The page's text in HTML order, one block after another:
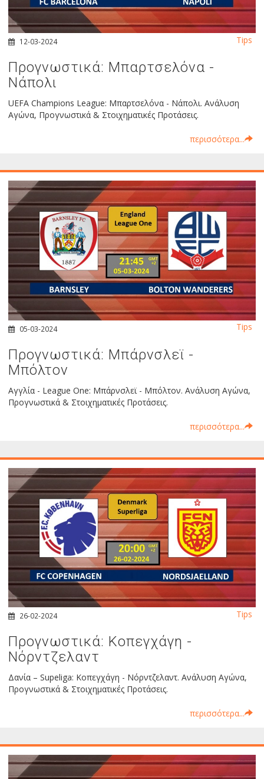
12-03-2024
Προγνωστικά: Μπαρτσελόνα -
Νάπολι
UEFA Champions League: Μπαρτσελόνα - Νάπολι. Ανάλυση
Αγώνα, Προγνωστικά & Στοιχηματικές Προτάσεις.
περισσότερα...
Tips
05-03-2024
Προγνωστικά: Μπάρνσλεϊ -
Μπόλτον
Αγγλία - League One: Μπάρνσλεϊ - Μπόλτον. Ανάλυση Αγώνα,
Προγνωστικά & Στοιχηματικές Προτάσεις.
περισσότερα...
Tips
26-02-2024
Προγνωστικά: Κοπεγχάγη -
Νόρντζελαντ
Δανία – Supeliga: Κοπεγχάγη - Νόρντζελαντ. Ανάλυση Αγώνα,
Προγνωστικά & Στοιχηματικές Προτάσεις.
περισσότερα...
Tips